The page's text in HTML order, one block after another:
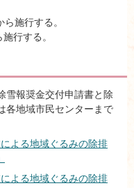
施行する。
行する。
雪報奨金交付申請書と除
各地域市民センターまで
よる地域ぐるみの除排
よる地域ぐるみの除排